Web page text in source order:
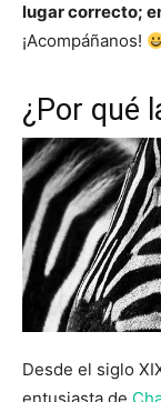
lugar correcto;
¡Acompáñanos!
¿Por qué
Desde el siglo